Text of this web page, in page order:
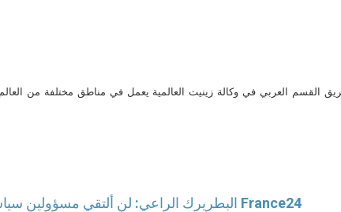
القسم العربي في وكالة زينيت العالمية يعمل في مناطق مختلفة من
البطريرك الراعي: لن ألتقي مسؤولين سياسيين في إسرائيل، أنا ذاهب لألتقي بشعبي. تعليق على فيديو France24